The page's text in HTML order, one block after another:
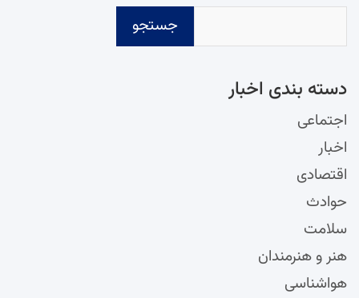
جستجو
دسته‌ بندی اخبار
اجتماعی
اخبار
اقتصادی
حوادث
سلامت
هنر و هنرمندان
هواشناسی